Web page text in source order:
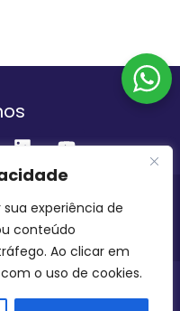
experiência de
conteúdo
Ao clicar em
o uso de cookies.
CONOSCO
BRASIL
- 2026